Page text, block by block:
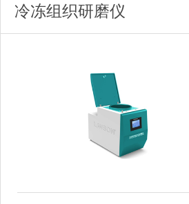
冷冻组织研磨仪